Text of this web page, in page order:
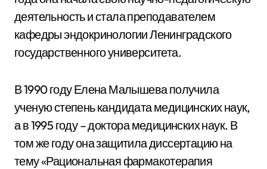
деятельность и стала преподавателем
кафедры эндокринологии Ленинградского
государственного университета.
В 1990 году Елена Малышева получила
ученую степень кандидата медицинских наук,
а в 1995 году – доктора медицинских наук. В
том же году она защитила диссертацию на
тему «Рациональная фармакотерапия